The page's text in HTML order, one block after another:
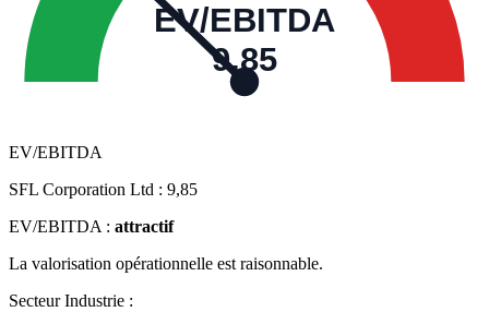
EV/EBITDA
9,85
EV/EBITDA
SFL Corporation Ltd : 9,85
EV/EBITDA : attractif
La valorisation opérationnelle est raisonnable.
Secteur Industrie :